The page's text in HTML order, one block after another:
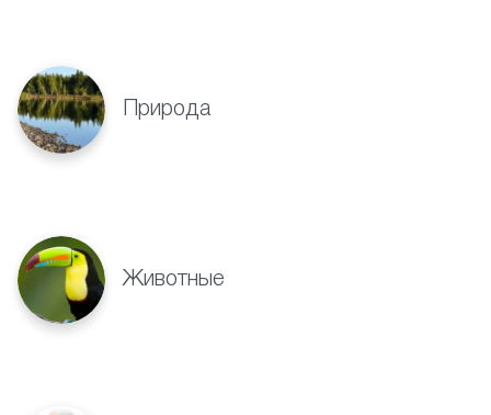
Природа
Животные